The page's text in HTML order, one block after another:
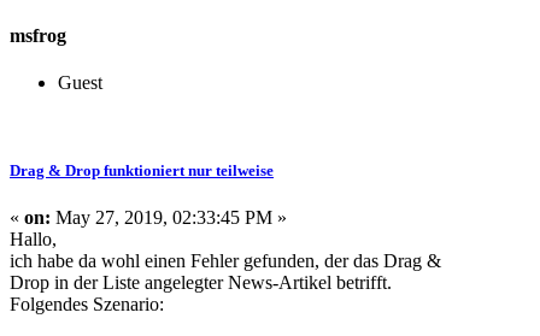
msfrog
Guest
Drag & Drop funktioniert nur teilweise
« on: May 27, 2019, 02:33:45 PM »
Hallo,
ich habe da wohl einen Fehler gefunden, der das Drag &
Drop in der Liste angelegter News-Artikel betrifft.
Folgendes Szenario: